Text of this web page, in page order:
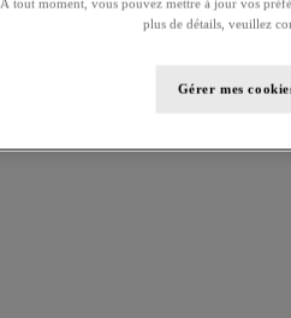
plus de détails, veuillez
Gérer mes